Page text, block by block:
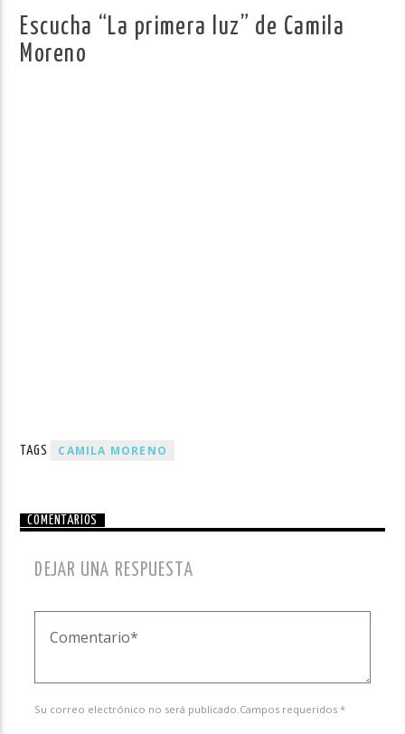
Escucha “La primera luz” de Camila
Moreno
TAGS CAMILA MORENO
COMENTARIOS
DEJAR UNA RESPUESTA
Su correo electrónico no será publicado.Campos requeridos *